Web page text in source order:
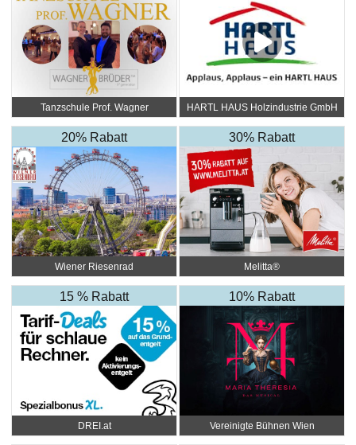
Tanzschule Prof. Wagner HARTL HAUS Holzindustrie GmbH
20% Rabatt
Wiener Riesenrad
30% Rabatt
Melitta®
15 % Rabatt
DREI.at
10% Rabatt
Vereinigte Bühnen Wien